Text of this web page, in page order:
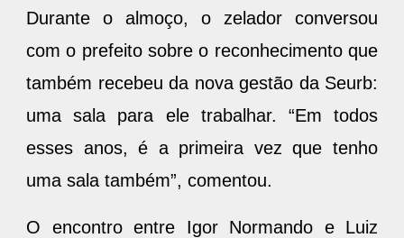
Durante o almoço, o zelador conversou
com o prefeito sobre o reconhecimento que
também recebeu da nova gestão da Seurb:
uma sala para ele trabalhar. “Em todos
esses anos, é a primeira vez que tenho
uma sala também”, comentou.
O encontro entre Igor Normando e Luiz